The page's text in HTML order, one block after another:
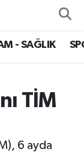
- SAĞLIK
TİM
6 ayda